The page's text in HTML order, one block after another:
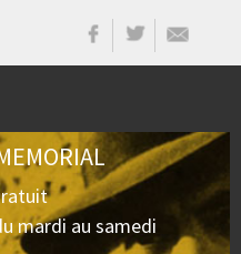
mardi au samedi